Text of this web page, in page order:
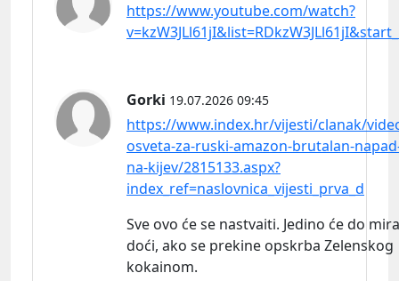
https://www.youtube.com/watch?
Gorki 19.07.2026 09:45
https://www.index.hr/vijesti/clanak/
osveta-za-ruski-amazon-brutalan-
na-kijev/2815133.aspx?
index_ref=naslovnica_vijesti_prva_d
Sve ovo će se nastvaiti. Jedino će do mira
doći, ako se prekine opskrba Zelenskog
kokainom.